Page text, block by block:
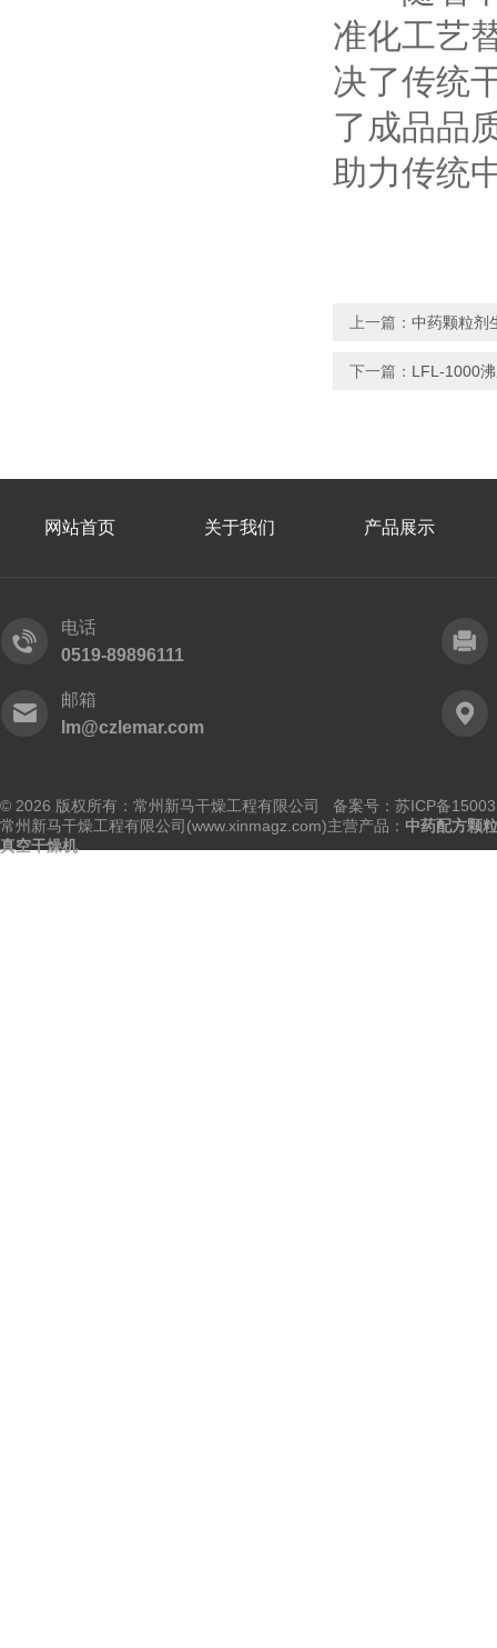
准化工艺
决了传统
了成品品
助力传统
上一篇： 中药颗粒剂
下一篇： LFL-1000
网站首页 关于我们 产品展示
电话
0519-89896111
邮箱
lm@czlemar.com
© 2026 版权所有：常州新马干燥工程有限公司 备案号： 苏ICP备
常州新马干燥工程有限公司(www.xinmagz.com)主营产品： 中药配方颗
真空干燥机